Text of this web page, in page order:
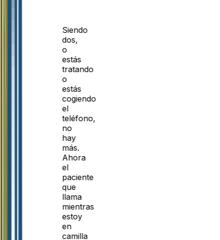
Siendo
dos,
o
estás
tratando
o
estás
cogiendo
el
teléfono,
no
hay
más.
Ahora
el
paciente
que
llama
mientras
estoy
en
camilla